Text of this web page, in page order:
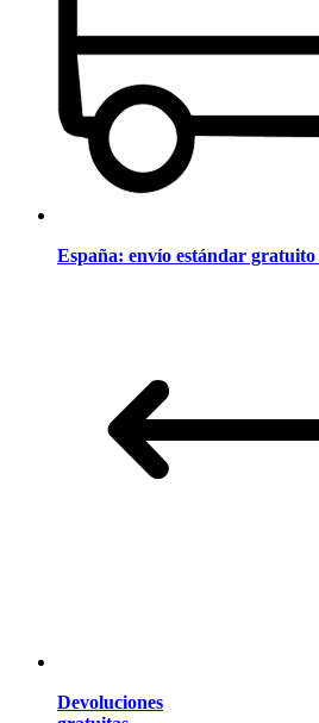
España: envío estándar gratuito
Devoluciones